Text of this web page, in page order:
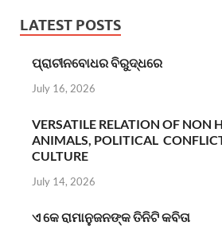
LATEST POSTS
ପ୍ରାଚୀନବୋଧର ବିରୁଦ୍ଧରେ
July 16, 2026
VERSATILE RELATION OF NON
ANIMALS, POLITICAL
CULTURE
July 14, 2026
ଏ କେ ରାମାନୁଜନଙ୍କ ତିନିଟି କବିତା